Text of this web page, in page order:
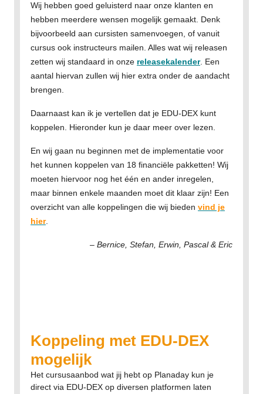
Wij hebben goed geluisterd naar onze klanten en
hebben meerdere wensen mogelijk gemaakt. Denk
bijvoorbeeld aan cursisten samenvoegen , of vanuit
cursus ook instructeurs mailen . Alles wat wij releasen
zetten wij standaard in onze releasekalender. Een
aantal hiervan zullen wij hier extra onder de aandacht
brengen.
Daarnaast kan ik je vertellen dat je EDU-DEX kunt
koppelen. Hieronder kun je daar meer over lezen.
En wij gaan nu beginnen met de implementatie voor
het kunnen koppelen van 18 financiële pakketten! Wij
moeten hiervoor nog het één en ander inregelen,
maar binnen enkele maanden moet dit klaar zijn! Een
overzicht van alle koppelingen die wij bieden vind je
hier.
– Bernice, Stefan, Erwin, Pascal & Eric
Koppeling met EDU-DEX
mogelijk
Het cursusaanbod wat jij hebt op Planaday kun je
direct via EDU-DEX op diversen platformen laten